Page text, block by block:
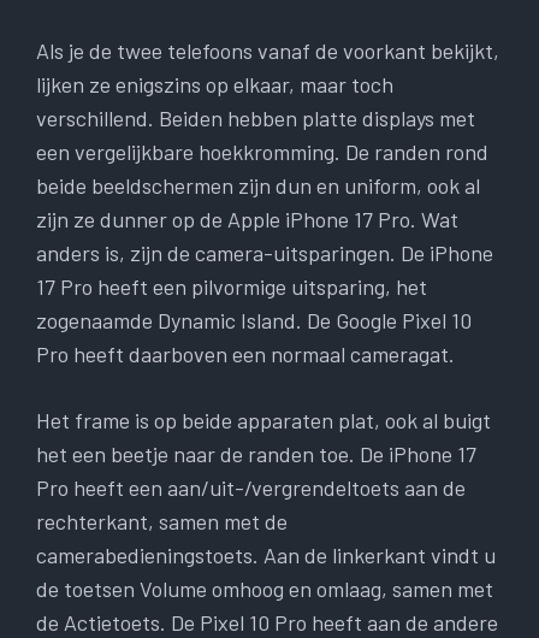
Als je de twee telefoons vanaf de voorkant bekijkt,
lijken ze enigszins op elkaar, maar toch
verschillend. Beiden hebben platte displays met
een vergelijkbare hoekkromming. De randen rond
beide beeldschermen zijn dun en uniform, ook al
zijn ze dunner op de Apple iPhone 17 Pro. Wat
anders is, zijn de camera-uitsparingen. De iPhone
17 Pro heeft een pilvormige uitsparing, het
zogenaamde Dynamic Island. De Google Pixel 10
Pro heeft daarboven een normaal cameragat.
Het frame is op beide apparaten plat, ook al buigt
het een beetje naar de randen toe. De iPhone 17
Pro heeft een aan/uit-/vergrendeltoets aan de
rechterkant, samen met de
camerabedieningstoets. Aan de linkerkant vindt u
de toetsen Volume omhoog en omlaag, samen met
de Actietoets. De Pixel 10 Pro heeft aan de andere